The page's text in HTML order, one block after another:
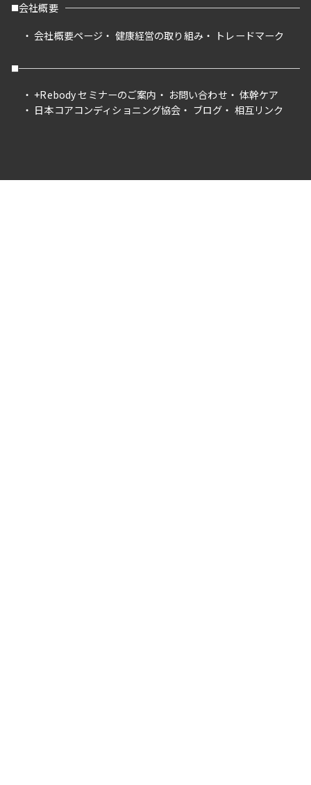
会社概要
会社概要ページ
健康経営の取り組み トレードマーク
+Rebody セミナーのご案内 お問い合わせ
体幹ケア
日本コアコンディショニング協会
ブログ 相互リンク